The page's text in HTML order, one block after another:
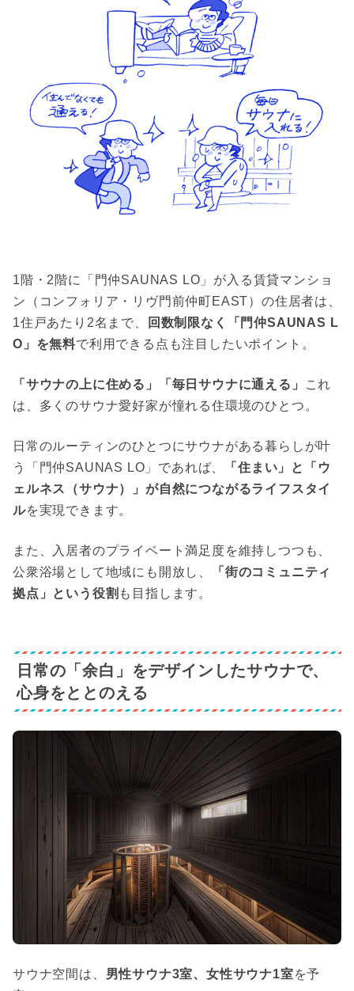
1階・2階に「門仲SAUNAS LO」が入る賃貸マンショ
ン（コンフォリア・リヴ門前仲町EAST）の住居者は、
1住戸あたり2名まで、
回数制限なく「門仲SAUNAS L
O」を無料で利用できる点も注目したいポイント。
「サウナの上に住める」「毎日サウナに通える」
これ
は、多くのサウナ愛好家が憧れる住環境のひとつ。
日常のルーティンのひとつにサウナがある暮らしが叶
う「門仲SAUNAS LO」であれば、
「住まい」と「ウ
ェルネス（サウナ）」が自然につながるライフスタイ
ルを実現できます。
また、入居者のプライベート満足度を維持しつつも、
公衆浴場として地域にも開放し、
「街のコミュニティ
拠点」という役割 も目指します。
日常の「余白」をデザインしたサウナで、
心身をととのえる
サウナ空間は、 男性サウナ3室、女性サウナ1室を予